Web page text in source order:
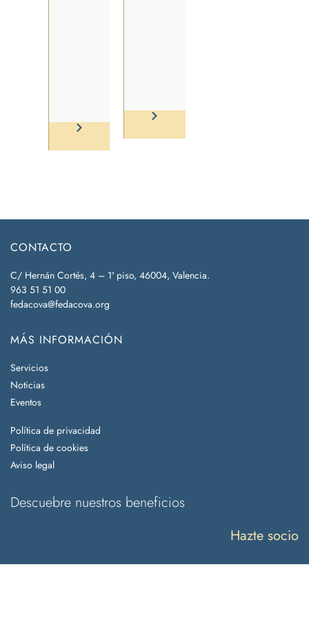
CONTACTO
C/ Hernán Cortés, 4 – 1ª piso, 46004, Valencia.
963 51 51 00
fedacova@fedacova.org
MÁS INFORMACIÓN
Servicios
Noticias
Eventos
Política de privacidad
Política de cookies
Aviso legal
Descuebre nuestros beneficios
Hazte socio